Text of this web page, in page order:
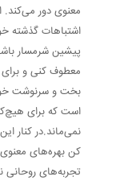
معنوی دور می‌کند.
اشتباهات گذشته
پیشین شرمسار
معطوف کنی و برای
بخت و سرنوشت
است که برای
نمی‌ماند.در کنار
کن بهره‌های
تجربه‌های روحانی